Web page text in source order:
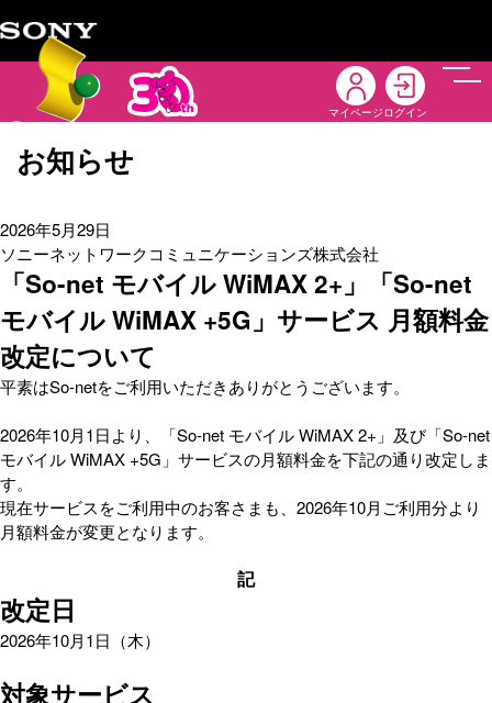
マイページ ログイン
メニ
お知らせ
2026年5月29日
ソニーネットワークコミュニケーションズ株式会社
「So-net モバイル WiMAX 2+」「So-net
モバイル WiMAX +5G」サービス 月額料金
改定について
平素はSo-netをご利用いただきありがとうございます。
2026年10月1日より、「So-net モバイル WiMAX 2+」及び「So-net
モバイル WiMAX +5G」サービスの月額料金を下記の通り改定しま
す。
現在サービスをご利用中のお客さまも、2026年10月ご利用分より
月額料金が変更となります。
記
改定日
2026年10月1日（木）
対象サービス